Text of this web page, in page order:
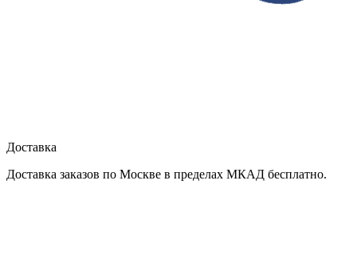
Доставка
Доставка заказов по Москве в пределах МКАД бесплатно.